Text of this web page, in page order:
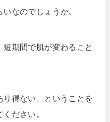
なのでしょうか。
期間で肌が変わること
得ない、ということを
ださい。